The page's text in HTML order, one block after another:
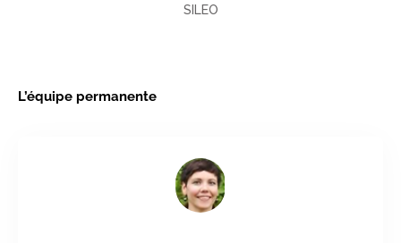
SILEO
L’équipe permanente